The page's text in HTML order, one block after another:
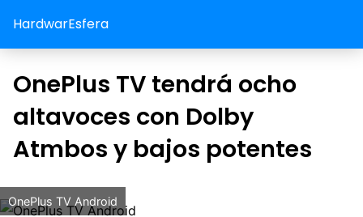
HardwarEsfera
OnePlus TV tendrá ocho
altavoces con Dolby
Atmbos y bajos potentes
OnePlus TV Android